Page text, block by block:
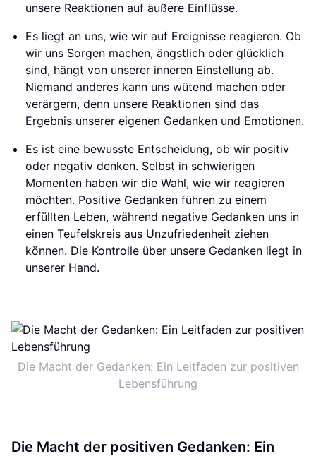
unsere Reaktionen auf äußere Einflüsse.
Es liegt an uns, wie wir auf Ereignisse reagieren. Ob
wir uns Sorgen machen, ängstlich oder glücklich
sind, hängt von unserer inneren Einstellung ab.
Niemand anderes kann uns wütend machen oder
verärgern, denn unsere Reaktionen sind das
Ergebnis unserer eigenen Gedanken und Emotionen.
Es ist eine bewusste Entscheidung, ob wir positiv
oder negativ denken. Selbst in schwierigen
Momenten haben wir die Wahl, wie wir reagieren
möchten. Positive Gedanken führen zu einem
erfüllten Leben, während negative Gedanken uns in
einen Teufelskreis aus Unzufriedenheit ziehen
können. Die Kontrolle über unsere Gedanken liegt in
unserer Hand.
Die Macht der Gedanken: Ein Leitfaden zur positiven
Lebensführung
Die Macht der positiven Gedanken: Ein